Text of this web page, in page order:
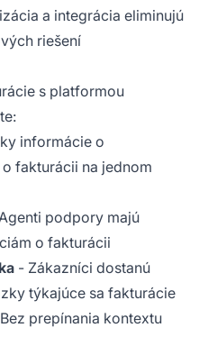
a integrácia eliminujú
riešení
s platformou
informácie o
fakturácii na jednom
podpory majú
o fakturácii
- Zákazníci dostanú
týkajúce sa fakturácie
prepínania kontextu